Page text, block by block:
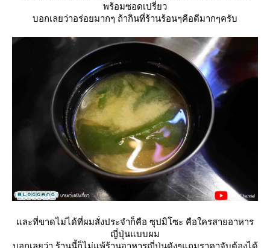
พร้อมซอดเปรี่ยว
บอกเลยว่าอร่อยมากๆ ถ้ากินที่ร้านร้อนๆคือดีมากๆครับ
ละที่ขาดไม่ได้ที่ผมสั่งประจำก็คือ ซุปมิโซะ คือใครสายอาหาร
ญี่ปุ่นแบบผม
บอกเลยว่า ร้านนี้ก็ไม่แพ้ร้านอาหารญี่ปุ่นดังๆแถมราคาจับต้องได้